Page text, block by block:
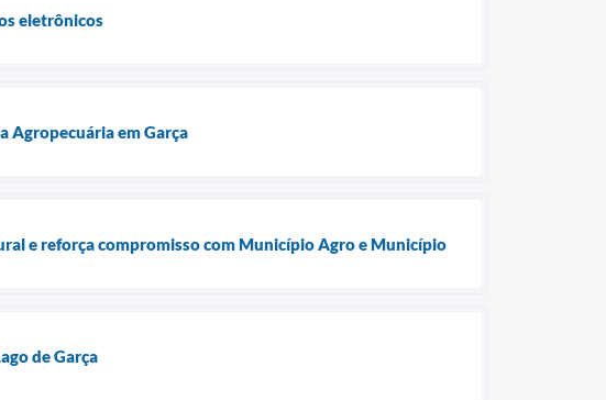
eletrônicos
Agropecuária em Garça
e reforça compromisso com Município Agro e Município
de Garça